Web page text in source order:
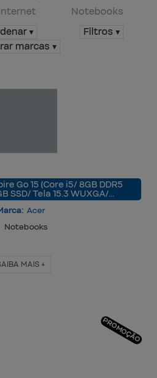
Notebooks
▾
Filtros ▾
marcas ▾
Go 15 (Core i5/ 8GB DDR5
SSD/ Tela 15.3 WUXGA/…
Acer
Notebooks
MAIS +
PROMOÇÃO